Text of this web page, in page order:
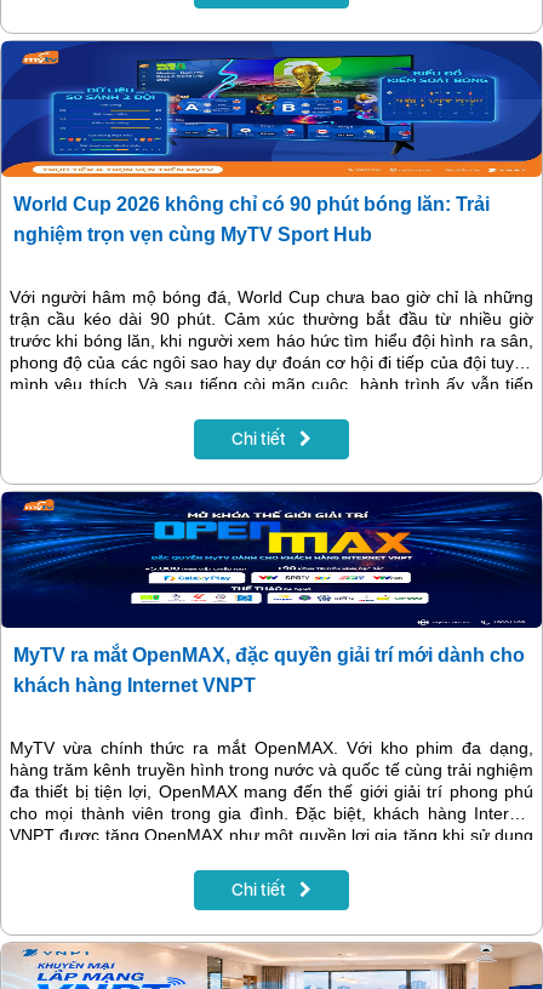
World Cup 2026 không chỉ có 90 phút bóng lăn: Trải
nghiệm trọn vẹn cùng MyTV Sport Hub
Với người hâm mộ bóng đá, World Cup chưa bao giờ chỉ là những
trận cầu kéo dài 90 phút. Cảm xúc thường bắt đầu từ nhiều giờ
trước khi bóng lăn, khi người xem háo hức tìm hiểu đội hình ra sân,
phong độ của các ngôi sao hay dự đoán cơ hội đi tiếp của đội tuyển
mình yêu thích. Và sau tiếng còi mãn cuộc, hành trình ấy vẫn tiếp
đáng nhớ hay các câu chuyện bên lề hấp dẫn.
Chi tiết
MyTV ra mắt OpenMAX, đặc quyền giải trí mới dành cho
khách hàng Internet VNPT
MyTV vừa chính thức ra mắt OpenMAX. Với kho phim đa dạng,
hàng trăm kênh truyền hình trong nước và quốc tế cùng trải nghiệm
đa thiết bị tiện lợi, OpenMAX mang đến thế giới giải trí phong phú
cho mọi thành viên trong gia đình. Đặc biệt, khách hàng Internet
VNPT được tặng OpenMAX như một quyền lợi gia tăng khi sử dụng
Chi tiết